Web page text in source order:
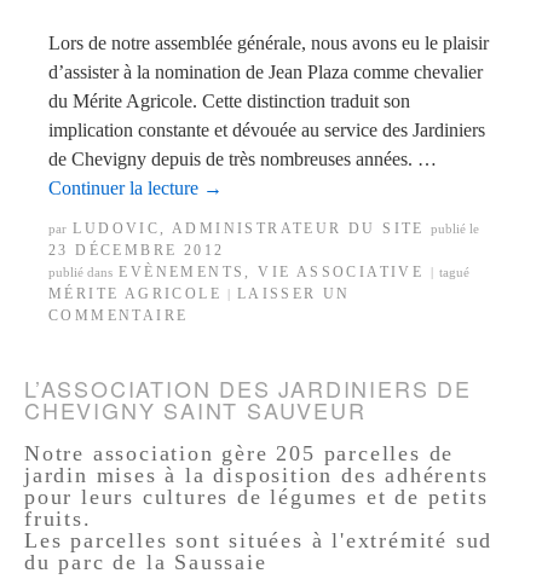
Lors de notre assemblée générale, nous avons eu le plaisir
d’assister à la nomination de Jean Plaza comme chevalier
du Mérite Agricole. Cette distinction traduit son
implication constante et dévouée au service des Jardiniers
de Chevigny depuis de très nombreuses années. …
Continuer la lecture →
par LUDOVIC, ADMINISTRATEUR DU SITE publié le
23 DÉCEMBRE 2012
publié dans EVÈNEMENTS ,VIE ASSOCIATIVE tagué
MÉRITE AGRICOLE
LAISSER UN
COMMENTAIRE
L’ASSOCIATION DES JARDINIERS DE
CHEVIGNY SAINT SAUVEUR
Notre association gère 205 parcelles de
jardin mises à la disposition des adhérents
pour leurs cultures de légumes et de petits
fruits.
Les parcelles sont situées à l'extrémité sud
du parc de la Saussaie